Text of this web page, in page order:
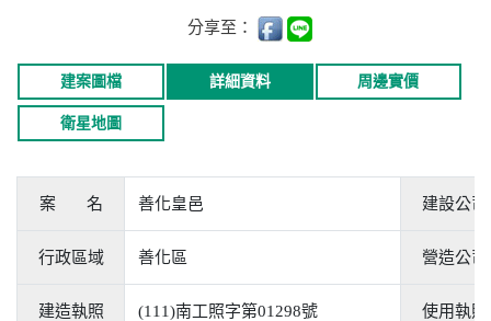
分享至：
建案圖檔 詳細資料 周邊實價
衛星地圖
案 名 善化皇邑 建設公司
行政區域 善化區 營造公司
建造執照 (111)南工照字第01298號 使用執照